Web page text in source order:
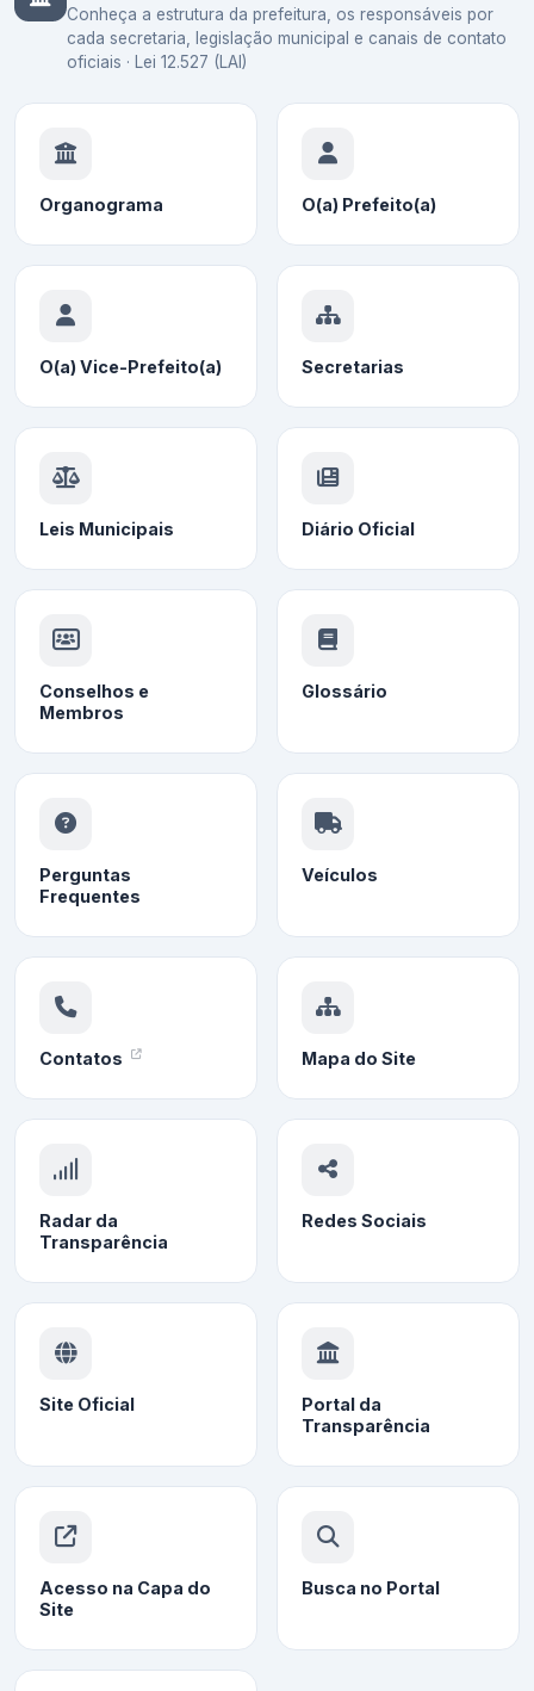
Conheça a estrutura da prefeitura, os responsáveis por
cada secretaria, legislação municipal e canais de contato
oficiais · Lei 12.527 (LAI)
Organograma O(a) Prefeito(a)
O(a) Vice-Prefeito(a) Secretarias
Leis Municipais Diário Oficial
Conselhos e
Membros
Glossário
Perguntas
Frequentes
Veículos
Contatos Mapa do Site
Radar da
Transparência
Redes Sociais
Site Oficial
Portal da
Transparência
Acesso na Capa do
Site
Busca no Portal